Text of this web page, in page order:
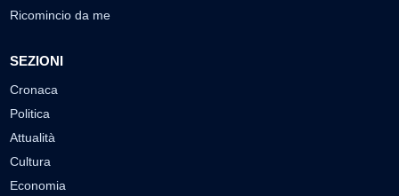
Ricomincio da me
SEZIONI
Cronaca
Politica
Attualità
Cultura
Economia